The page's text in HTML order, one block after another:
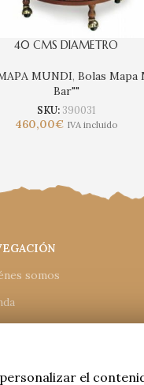
40 CMS DIAMETRO
MUNDI, Bolas Mapa
Bar""
SKU: 390031
460,00€ IVA incluido
somos
el